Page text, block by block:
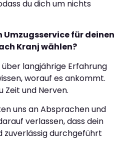
du dich um nichts
für deinen
Kranj wählen?
über langjährige Erfahrung
worauf es ankommt.
Zeit und Nerven.
uns an Absprachen und
verlassen, dass dein
zuverlässig durchgeführt